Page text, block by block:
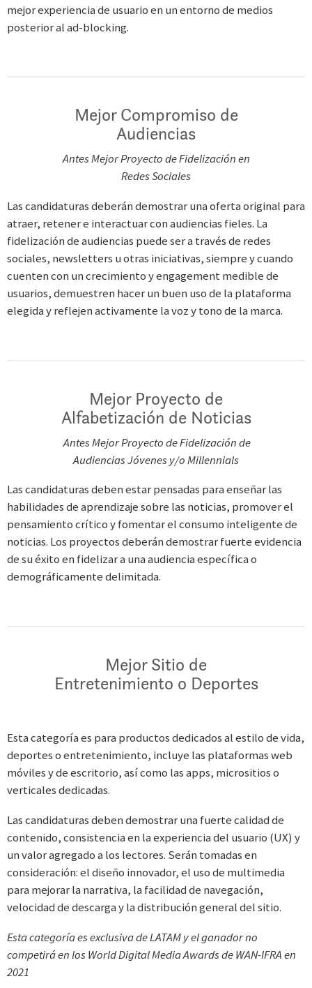
mejor experiencia de usuario en un entorno de medios
posterior al ad-blocking.
Mejor Compromiso de
Audiencias
Antes Mejor Proyecto de Fidelización en
Redes Sociales
Las candidaturas deberán demostrar una oferta original para
atraer, retener e interactuar con audiencias fieles. La
fidelización de audiencias puede ser a través de redes
sociales, newsletters u otras iniciativas, siempre y cuando
cuenten con un crecimiento y engagement medible de
usuarios, demuestren hacer un buen uso de la plataforma
elegida y reflejen activamente la voz y tono de la marca.
Mejor Proyecto de
Alfabetización de Noticias
Antes Mejor Proyecto de Fidelización de
Audiencias Jóvenes y/o Millennials
Las candidaturas deben estar pensadas para enseñar las
habilidades de aprendizaje sobre las noticias, promover el
pensamiento crítico y fomentar el consumo inteligente de
noticias. Los proyectos deberán demostrar fuerte evidencia
de su éxito en fidelizar a una audiencia específica o
demográficamente delimitada.
Mejor Sitio de
Entretenimiento o Deportes
Esta categoría es para productos dedicados al estilo de vida,
deportes o entretenimiento, incluye las plataformas web
móviles y de escritorio, así como las apps, micrositios o
verticales dedicadas.
Las candidaturas deben demostrar una fuerte calidad de
contenido, consistencia en la experiencia del usuario (UX) y
un valor agregado a los lectores. Serán tomadas en
consideración: el diseño innovador, el uso de multimedia
para mejorar la narrativa, la facilidad de navegación,
velocidad de descarga y la distribución general del sitio.
Esta categoría es exclusiva de LATAM y el ganador no
competirá en los World Digital Media Awards de WAN-IFRA en
2021